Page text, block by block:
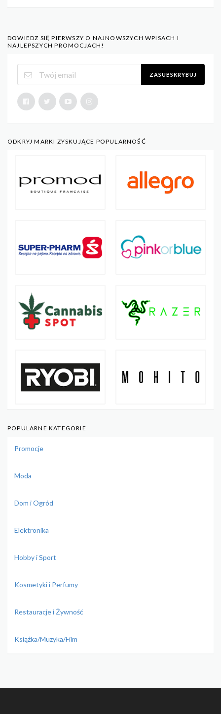
DOWIEDZ SIĘ PIERWSZY O NAJNOWSZYCH WPISACH I
NAJLEPSZYCH PROMOCJACH!
ZASUBSKRYBUJ
ODKRYJ MARKI ZYSKUJĄCE POPULARNOŚĆ
POPULARNE KATEGORIE
Promocje
Moda
Dom i Ogród
Elektronika
Hobby i Sport
Kosmetyki i Perfumy
Restauracje i Żywność
Książka/Muzyka/Film